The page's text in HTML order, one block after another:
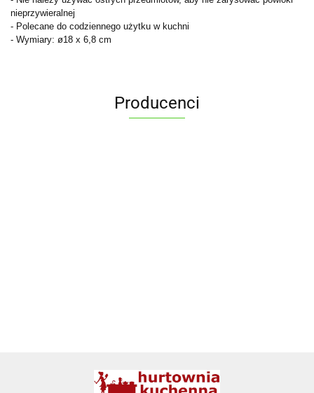
nieprzywieralnej
- Polecane do codziennego użytku w kuchni
- Wymiary: ø18 x 6,8 cm
Producenci